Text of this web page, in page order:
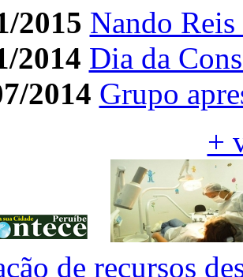
2015 Nando
2014 Dia da
2014 Grupo
+
de recursos